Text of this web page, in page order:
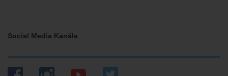
Social Media Kanäle